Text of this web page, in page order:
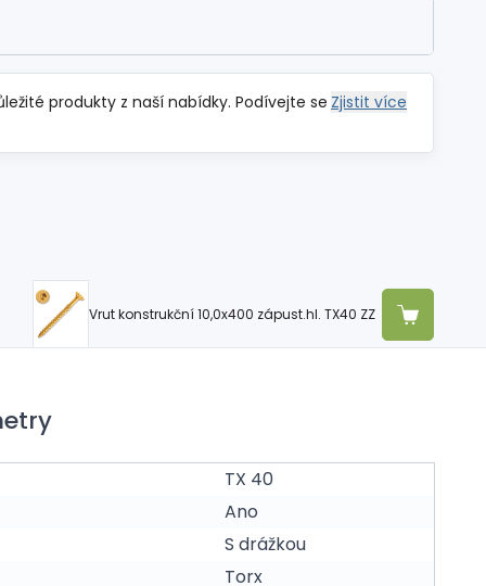
produkty z naší nabídky. Podívejte se Zjistit více
Vrut konstrukční 10,0x400 zápust.hl. TX40 ZZ
TX 40
Ano
S drážkou
Torx